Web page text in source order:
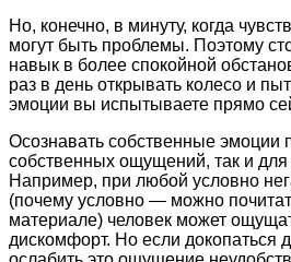
Но, конечно, в минуту, когда
могут быть проблемы. Поэтому
навык в более спокойной
раз в день открывать колесо и
эмоции вы испытываете прямо
Осознавать собственные эмоции
собственных ощущений, так и
Например, при любой условно
(почему условно — можно
материале) человек может
дискомфорт. Но если докопаться